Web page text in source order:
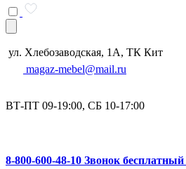
ул. Хлебозаводская, 1А, ТК Кит
magaz-mebel@mail.ru
ВТ-ПТ 09-19:00, СБ 10-17:00
8-800-600-48-10 Звонок бесплатный